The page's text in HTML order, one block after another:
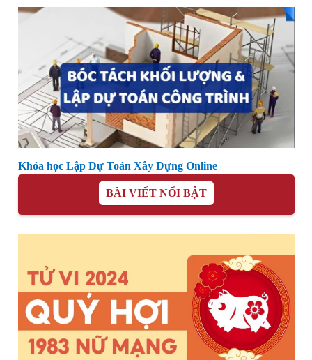
Khóa học Lập Dự Toán Xây Dựng Online
BÀI VIẾT NỔI BẬT